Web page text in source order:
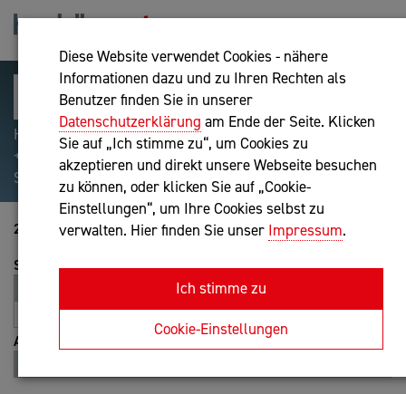
Diese Website verwendet Cookies - nähere
Informationen dazu und zu Ihren Rechten als
Benutzer finden Sie in unserer
Datenschutzerklärung am Ende der Seite. Klicken
Sie auf „Ich stimme zu“, um Cookies zu
akzeptieren und direkt unsere Webseite besuchen
zu können, oder klicken Sie auf „Cookie-
Einstellungen“, um Ihre Cookies selbst zu
verwalten. Hier finden Sie unser Impressum.
Ich stimme zu
Cookie-Einstellungen
Hilfreiche Suchparameter: Begriff einschließen:
+webshop, Begriff ausschließen: -webshop, Exakter
Suchbegriff: "internet of things"
21-40 von 92
Sortierung
Entfernung
A-Z
Z-A
Ansicht